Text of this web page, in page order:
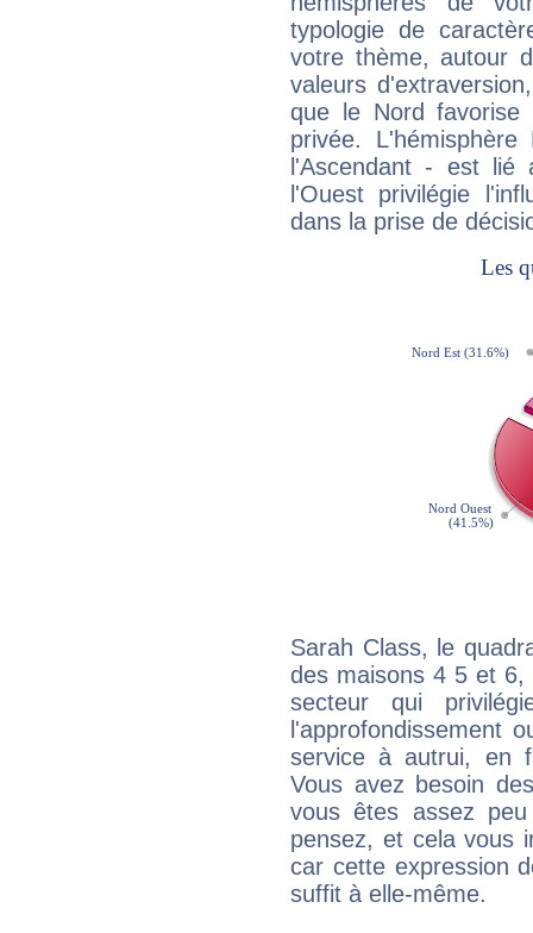
typologie de
votre thème, autour
valeurs
que le Nord favorise
privée.
l'Ascendant - est
l'Ouest privilégie
dans la prise de
Sarah Class, le
des maisons 4 5 et
secteur qui
l'approfondissement
service à autrui, en
Vous avez besoin
vous êtes assez
pensez, et cela vous
car cette expression
suffit à elle-même.